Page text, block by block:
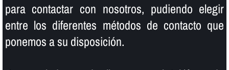
para contactar con nosotros, pudiendo elegir
entre los diferentes métodos de contacto que
ponemos a su disposición.